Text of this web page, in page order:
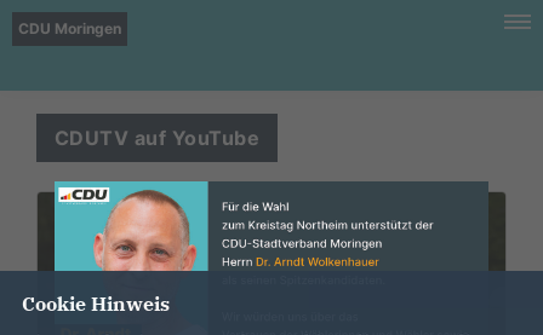
CDU Moringen
CDUTV auf YouTube
Cookie Hinweis